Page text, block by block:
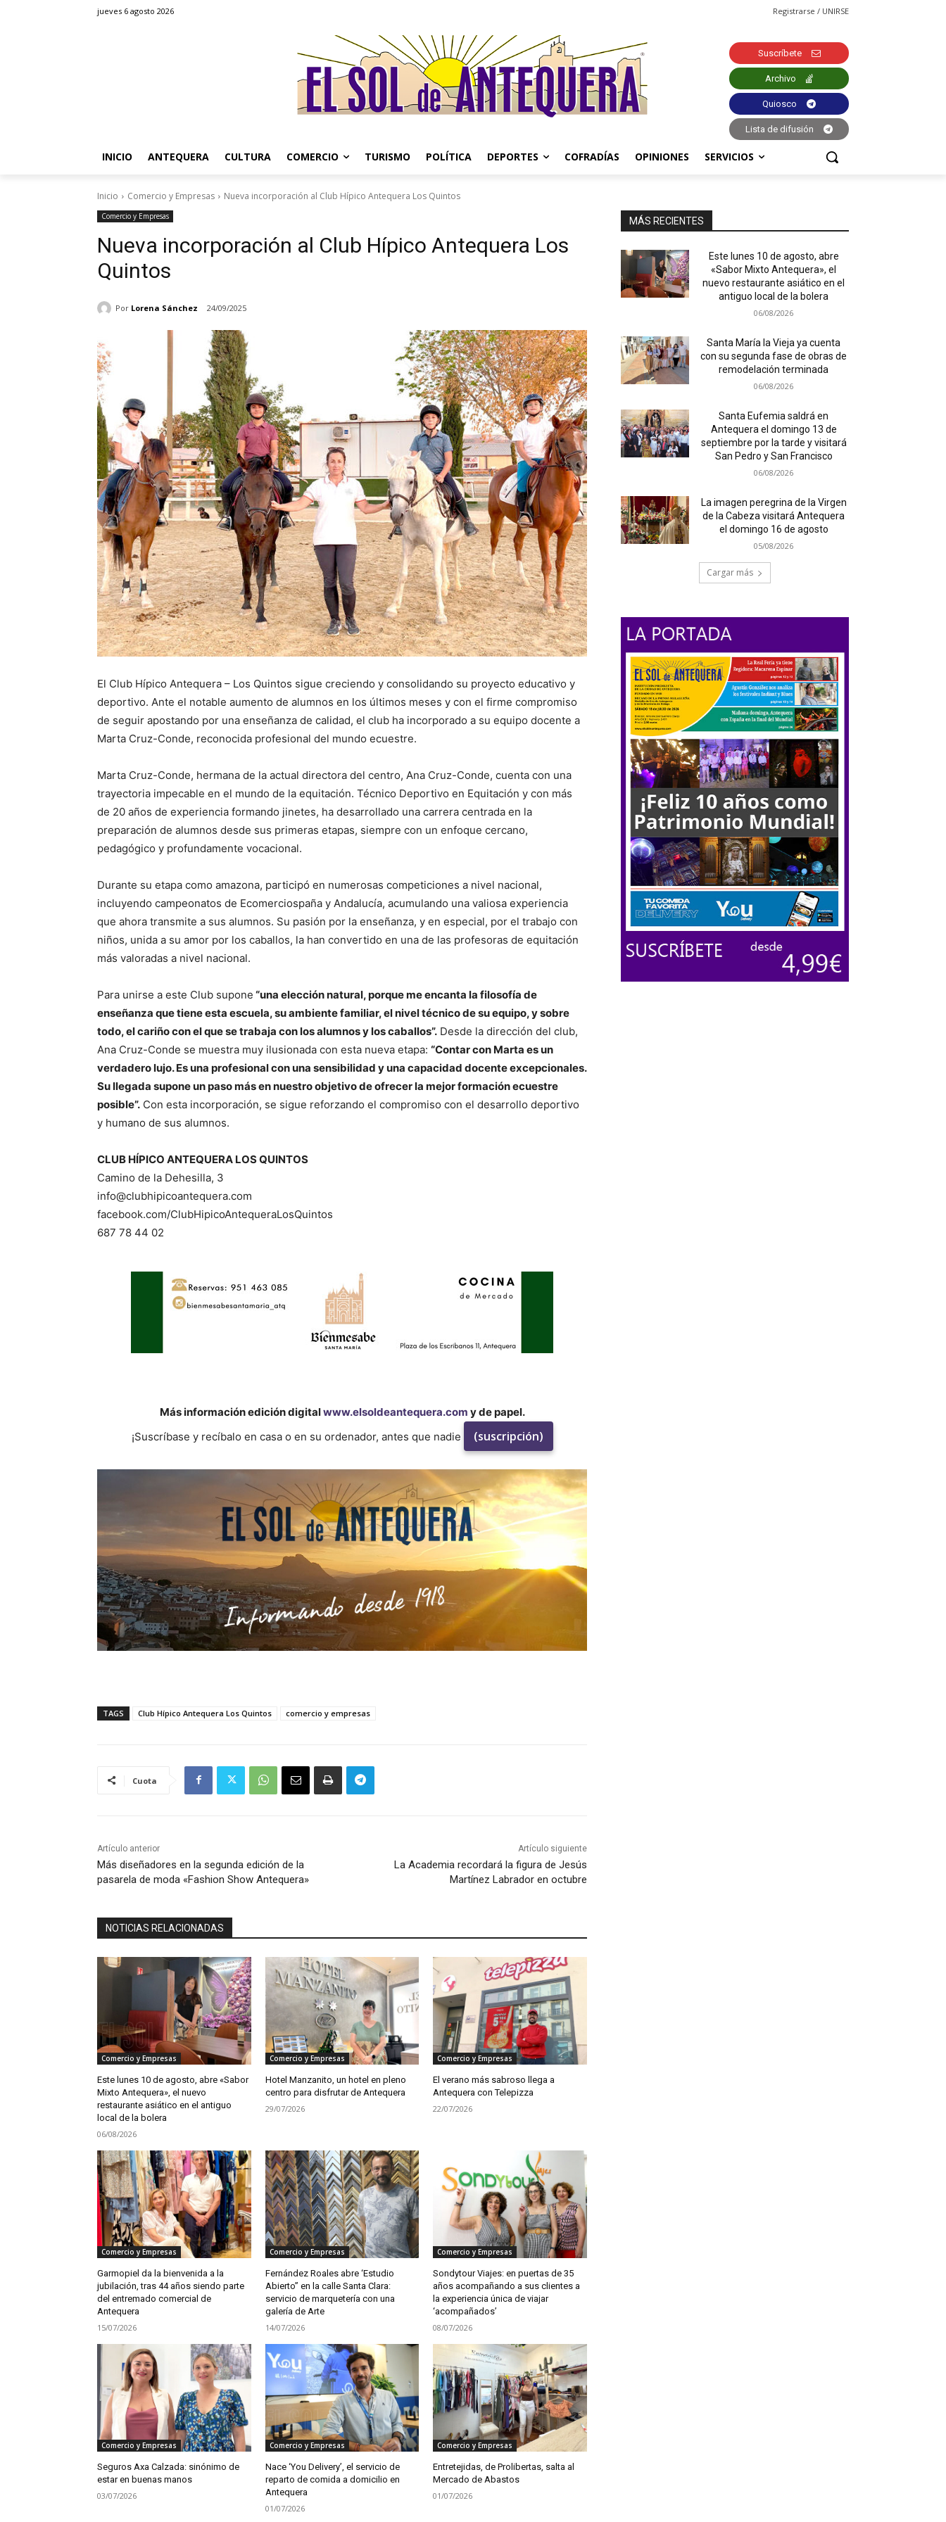
jueves 6 agosto 2026 Registrarse / UNIRSE
Suscríbete
Archivo
Quiosco
Lista de difusión
INICIO ANTEQUERA CULTURA COMERCIO TURISMO POLÍTICA DEPORTES COFRADÍAS OPINIONES SERVICIOS
Inicio Comercio y Empresas Nueva incorporación al Club Hípico Antequera Los Quintos
Comercio y Empresas
Nueva incorporación al Club Hípico Antequera Los
Quintos
Por Lorena Sánchez 24/09/2025
El Club Hípico Antequera – Los Quintos sigue creciendo y consolidando su proyecto educativo y
deportivo. Ante el notable aumento de alumnos en los últimos meses y con el firme compromiso
de seguir apostando por una enseñanza de calidad, el club ha incorporado a su equipo docente a
Marta Cruz-Conde, reconocida profesional del mundo ecuestre.
Marta Cruz-Conde, hermana de la actual directora del centro, Ana Cruz-Conde, cuenta con una
trayectoria impecable en el mundo de la equitación. Técnico Deportivo en Equitación y con más
de 20 años de experiencia formando jinetes, ha desarrollado una carrera centrada en la
preparación de alumnos desde sus primeras etapas, siempre con un enfoque cercano,
pedagógico y profundamente vocacional.
Durante su etapa como amazona, participó en numerosas competiciones a nivel nacional,
incluyendo campeonatos de Ecomerciospaña y Andalucía, acumulando una valiosa experiencia
que ahora transmite a sus alumnos. Su pasión por la enseñanza, y en especial, por el trabajo con
niños, unida a su amor por los caballos, la han convertido en una de las profesoras de equitación
más valoradas a nivel nacional.
Para unirse a este Club supone “una elección natural, porque me encanta la filosofía de
enseñanza que tiene esta escuela, su ambiente familiar, el nivel técnico de su equipo, y sobre
todo, el cariño con el que se trabaja con los alumnos y los caballos”. Desde la dirección del club,
Ana Cruz-Conde se muestra muy ilusionada con esta nueva etapa: “Contar con Marta es un
verdadero lujo. Es una profesional con una sensibilidad y una capacidad docente excepcionales.
Su llegada supone un paso más en nuestro objetivo de ofrecer la mejor formación ecuestre
posible”. Con esta incorporación, se sigue reforzando el compromiso con el desarrollo deportivo
y humano de sus alumnos.
CLUB HÍPICO ANTEQUERA LOS QUINTOS
Camino de la Dehesilla, 3
info@clubhipicoantequera.com
facebook.com/ClubHipicoAntequeraLosQuintos
687 78 44 02
Más información edición digitalwww.elsoldeantequera.com y de papel.
¡Suscríbase y recíbalo en casa o en su ordenador, antes que nadie
(suscripción)
TAGS Club Hípico Antequera Los Quintos comercio y empresas
Cuota
Artículo anterior
Más diseñadores en la segunda edición de la
pasarela de moda «Fashion Show Antequera»
Artículo siguiente
La Academia recordará la figura de Jesús
Martínez Labrador en octubre
NOTICIAS RELACIONADAS
Comercio y Empresas
Este lunes 10 de agosto, abre «Sabor
Mixto Antequera», el nuevo
restaurante asiático en el antiguo
local de la bolera
06/08/2026
Comercio y Empresas
Hotel Manzanito, un hotel en pleno
centro para disfrutar de Antequera
29/07/2026
Comercio y Empresas
El verano más sabroso llega a
Antequera con Telepizza
22/07/2026
Comercio y Empresas
Garmopiel da la bienvenida a la
jubilación, tras 44 años siendo parte
del entremado comercial de
Antequera
15/07/2026
Comercio y Empresas
Fernández Roales abre ‘Estudio
Abierto” en la calle Santa Clara:
servicio de marquetería con una
galería de Arte
14/07/2026
Comercio y Empresas
Sondytour Viajes: en puertas de 35
años acompañando a sus clientes a
la experiencia única de viajar
‘acompañados’
08/07/2026
Comercio y Empresas
Seguros Axa Calzada: sinónimo de
estar en buenas manos
03/07/2026
Comercio y Empresas
Nace ‘You Delivery’, el servicio de
reparto de comida a domicilio en
Antequera
01/07/2026
Comercio y Empresas
Entretejidas, de Prolibertas, salta al
Mercado de Abastos
01/07/2026
MÁS RECIENTES
Este lunes 10 de agosto, abre
«Sabor Mixto Antequera», el
nuevo restaurante asiático en el
antiguo local de la bolera
06/08/2026
Santa María la Vieja ya cuenta
con su segunda fase de obras de
remodelación terminada
06/08/2026
Santa Eufemia saldrá en
Antequera el domingo 13 de
septiembre por la tarde y visitará
San Pedro y San Francisco
06/08/2026
La imagen peregrina de la Virgen
de la Cabeza visitará Antequera
el domingo 16 de agosto
05/08/2026
Cargar más